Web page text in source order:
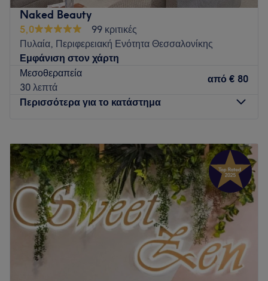
ολοκληρωμένες υπηρεσίες ομορφιάς και περιποίησης που
θα ανανεώσουν άμεσα την εμφάνιση και την διάθεσή σας!
Ανυπομονούμε να σας γνωρίσουμε και να σας
εξυπηρετήσουμε!
Naked Beauty
5,0
99 κριτικές
Πυλαία, Περιφερειακή Ενότητα Θεσσαλονίκης
Εμφάνιση στον χάρτη
Μεσοθεραπεία
30 λεπτά
από € 80
Περισσότερα για το κατάστημα
Τρίτη
10:00–20:00
Τετάρτη
10:00–20:00
Πέμπτη
10:00–20:00
Παρασκευή
10:00–20:00
Σάββατο
Κλειστό
Κυριακή
Κλειστό
Το Naked Beauty είναι ένα σύγχρονο ινστιτούτο αισθητικής
που βρίσκεται στην Πυλαία Θεσσαλονίκης. Προσφέρει μια